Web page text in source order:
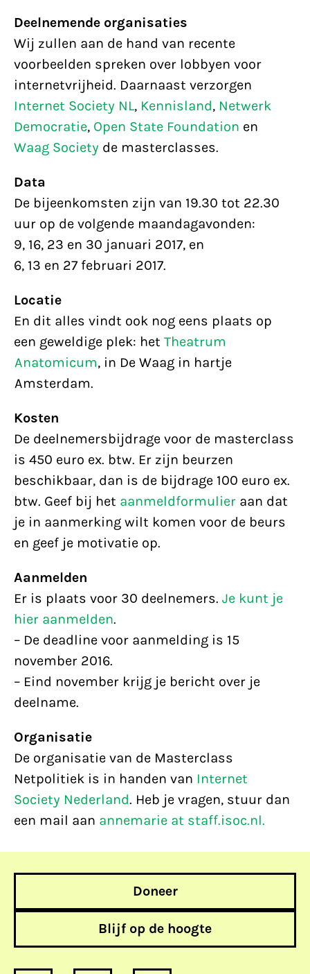
Deelnemende organisaties
Wij zullen aan de hand van recente
voorbeelden spreken over lobbyen voor
internetvrijheid. Daarnaast verzorgen
Internet Society NL, Kennisland, Netwerk
Democratie, Open State Foundation en
Waag Society de masterclasses.
Data
De bijeenkomsten zijn van 19.30 tot 22.30
uur op de volgende maandagavonden:
9, 16, 23 en 30 januari 2017, en
6, 13 en 27 februari 2017.
Locatie
En dit alles vindt ook nog eens plaats op
een geweldige plek: het Theatrum
Anatomicum, in De Waag in hartje
Amsterdam.
Kosten
De deelnemersbijdrage voor de masterclass
is 450 euro ex. btw. Er zijn beurzen
beschikbaar, dan is de bijdrage 100 euro ex.
btw. Geef bij het aanmeldformulier aan dat
je in aanmerking wilt komen voor de beurs
en geef je motivatie op.
Aanmelden
Er is plaats voor 30 deelnemers. Je kunt je
hier aanmelden.
– De deadline voor aanmelding is 15
november 2016.
– Eind november krijg je bericht over je
deelname.
Organisatie
De organisatie van de Masterclass
Netpolitiek is in handen van Internet
Society Nederland. Heb je vragen, stuur dan
een mail aan annemarie at staff.isoc.nl.
Doneer
Blijf op de hoogte